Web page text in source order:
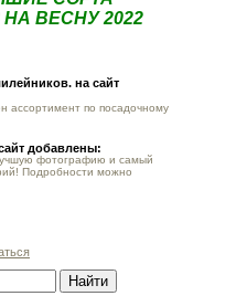
ВЕСНУ 2022
на сайт
ассортимент по посадочному
добавлены:
фотографию и самый
Подробности можно